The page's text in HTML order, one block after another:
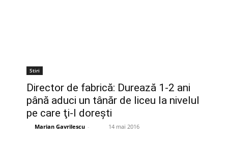
Stiri
Director de fabrică: Durează 1-2 ani
până aduci un tânăr de liceu la nivelul
pe care ţi-l doreşti
Marian Gavrilescu - 14 mai 2016